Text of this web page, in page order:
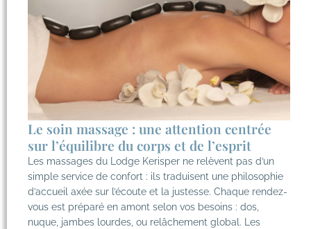
Le soin massage : une attention centrée
sur l’équilibre du corps et de l’esprit
Les massages du Lodge Kerisper ne relèvent pas d’un
simple service de confort : ils traduisent une philosophie
d’accueil axée sur l’écoute et la justesse. Chaque rendez-
vous est préparé en amont selon vos besoins : dos,
nuque, jambes lourdes, ou relâchement global. Les